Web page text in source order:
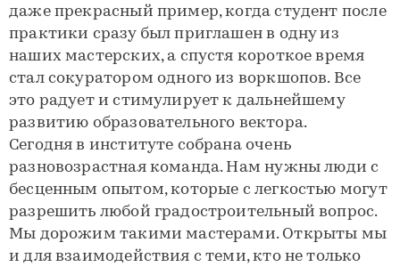
даже прекрасный пример, когда студент после
практики сразу был приглашен в одну из
наших мастерских, а спустя короткое время
стал сокуратором одного из воркшопов. Все
это радует и стимулирует к дальнейшему
развитию образовательного вектора.
Сегодня в институте собрана очень
разновозрастная команда. Нам нужны люди с
бесценным опытом, которые с легкостью могут
разрешить любой градостроительный вопрос.
Мы дорожим такими мастерами. Открыты мы
и для взаимодействия с теми, кто не только